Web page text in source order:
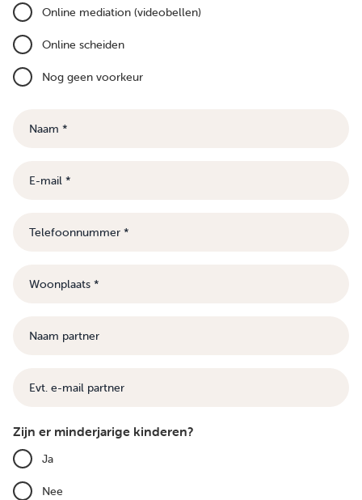
Online mediation (videobellen)
Online scheiden
Nog geen voorkeur
Zijn er minderjarige kinderen?
Ja
Nee